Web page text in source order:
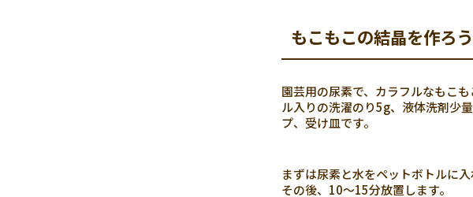
もこもこの結晶を作ろう
園芸用の尿素で、カラフルなもこ
ル入りの洗濯のり5g、液体洗剤少
プ、受け皿です。
まずは尿素と水をペットボトルに
その後、10～15分放置します。